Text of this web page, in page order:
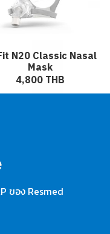
N20 Classic Nasal
Mask
4,800 THB
ของ Resmed